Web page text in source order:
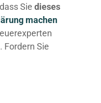
Sie dieses
machen
Fordern Sie